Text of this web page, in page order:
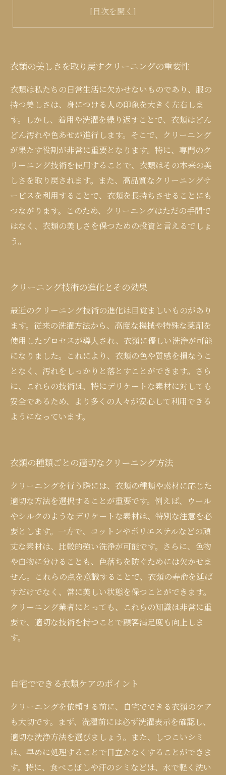
自宅でできる衣類ケアのポイント
衣類の美しさを取り戻すクリーニングの重要性
衣類は私たちの日常生活に欠かせないものであり、服の
持つ美しさは、身につける人の印象を大きく左右しま
す。しかし、着用や洗濯を繰り返すことで、衣類はどん
どん汚れや色あせが進行します。そこで、クリーニング
が果たす役割が非常に重要となります。特に、専門のク
リーニング技術を使用することで、衣類はその本来の美
しさを取り戻されます。また、高品質なクリーニングサ
ービスを利用することで、衣類を長持ちさせることにも
つながります。このため、クリーニングはただの手間で
はなく、衣類の美しさを保つための投資と言えるでしょ
う。
クリーニング技術の進化とその効果
最近のクリーニング技術の進化は目覚ましいものがあり
ます。従来の洗濯方法から、高度な機械や特殊な薬剤を
使用したプロセスが導入され、衣類に優しい洗浄が可能
になりました。これにより、衣類の色や質感を損なうこ
となく、汚れをしっかりと落とすことができます。さら
に、これらの技術は、特にデリケートな素材に対しても
安全であるため、より多くの人々が安心して利用できる
ようになっています。
衣類の種類ごとの適切なクリーニング方法
クリーニングを行う際には、衣類の種類や素材に応じた
適切な方法を選択することが重要です。例えば、ウール
やシルクのようなデリケートな素材は、特別な注意を必
要とします。一方で、コットンやポリエステルなどの頑
丈な素材は、比較的強い洗浄が可能です。さらに、色物
や白物に分けることも、色落ちを防ぐためには欠かせま
せん。これらの点を意識することで、衣類の寿命を延ば
すだけでなく、常に美しい状態を保つことができます。
クリーニング業者にとっても、これらの知識は非常に重
要で、適切な技術を持つことで顧客満足度も向上しま
す。
自宅でできる衣類ケアのポイント
クリーニングを依頼する前に、自宅でできる衣類のケア
も大切です。まず、洗濯前には必ず洗濯表示を確認し、
適切な洗浄方法を選びましょう。また、しつこいシミ
は、早めに処理することで目立たなくすることができま
す。特に、食べこぼしや汗のシミなどは、水で軽く洗い